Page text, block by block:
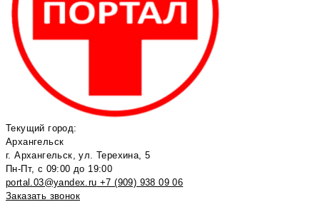
Текущий город:
Архангельск
г. Архангельск, ул. Терехина, 5
Пн-Пт, с 09:00 до 19:00
portal.03@yandex.ru +7 (909) 938 09 06
Заказать звонок